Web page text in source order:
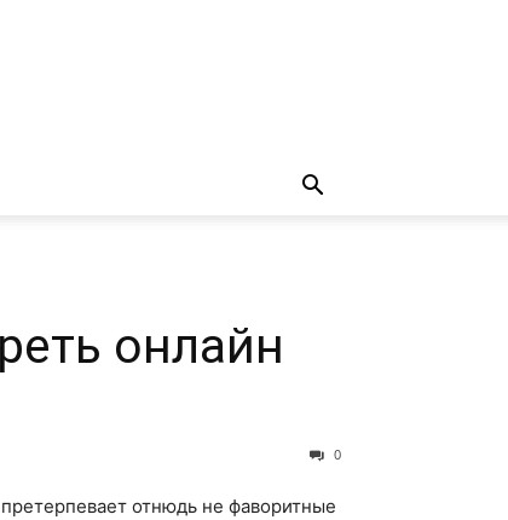
онлайн
0
отнюдь не фаворитные